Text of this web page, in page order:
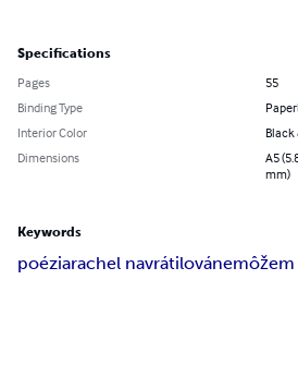
Specifications
Pages
55
Binding Type
Interior Color
Black
Dimensions
A5
mm)
Keywords
poéziarachel navrátilová